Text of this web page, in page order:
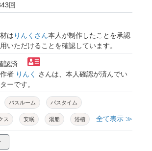
回
は りんくさん本人が制作したことを承認
いただけることを確認しています。
認済
者 りんく
さんは、本人確認が済んでい
ーです。
バスルーム バスタイム
ス 安眠 湯船 浴槽 全て表示 ≫